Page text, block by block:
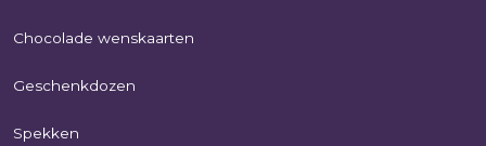
Chocolade wenskaarten
Geschenkdozen
Spekken